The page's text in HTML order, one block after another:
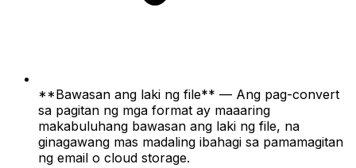
**Bawasan ang laki ng file** — Ang pag-convert
sa pagitan ng mga format ay maaaring
makabuluhang bawasan ang laki ng file, na
ginagawang mas madaling ibahagi sa pamamagitan
ng email o cloud storage.